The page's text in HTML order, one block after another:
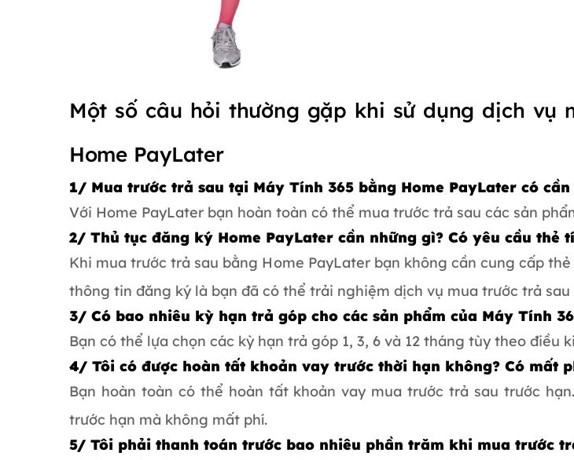
Một số câu hỏi thường gặp khi sử dụng dịch vụ
Home PayLater
1/ Mua trước trả sau tại Máy Tính 365 bằng Home PayLater có
Với Home PayLater bạn hoàn toàn có thể mua trước trả sau các sản
2/ Thủ tục đăng ký Home PayLater cần những gì? Có yêu cầu thẻ
Khi mua trước trả sau bằng Home PayLater bạn không cần cung cấp
thông tin đăng ký là bạn đã có thể trải nghiệm dịch vụ mua trước trả
3/ Có bao nhiêu kỳ hạn trả góp cho các sản phẩm của Máy Tính
Bạn có thể lựa chọn các kỳ hạn trả góp 1, 3, 6 và 12 tháng tùy theo điều
4/ Tôi có được hoàn tất khoản vay trước thời hạn không? Có mất
Bạn hoàn toàn có thể hoàn tất khoản vay mua trước trả sau trước
trước hạn mà không mất phí.
5/ Tôi phải thanh toán trước bao nhiêu phần trăm khi mua trước